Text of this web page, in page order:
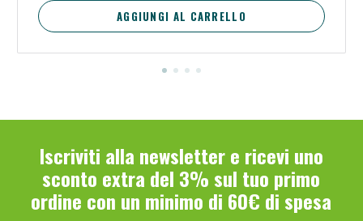
AGGIUNGI AL CARRELLO
Iscriviti alla newsletter e ricevi uno
sconto extra del 3% sul tuo primo
ordine con un minimo di 60€ di spesa